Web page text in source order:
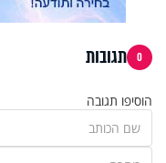
0 תגובות
הוסיפו תגובה